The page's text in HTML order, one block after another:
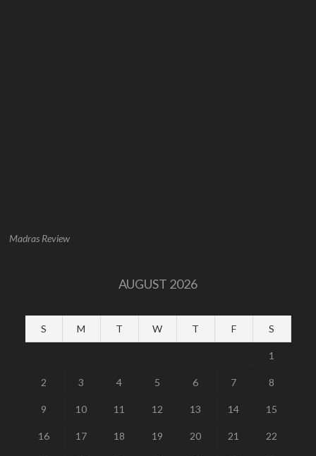
Madras Review
AUGUST 2026
S M T W T F S
1
2 3 4 5 6 7 8
9 10 11 12 13 14 15
16 17 18 19 20 21 22